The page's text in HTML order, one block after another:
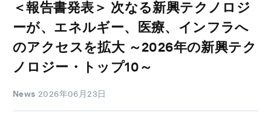
＜報告書発表＞ 次なる新興テクノロジ
ーが、エネルギー、医療、インフラへ
のアクセスを拡大 ～2026年の新興テク
ノロジー・トップ10～
News 2026年06月23日